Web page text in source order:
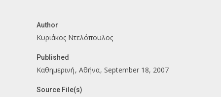
Author
Κυριάκος Ντελόπουλος
Published
Καθημερινή Αθήνα September 18, 2007
Source File(s)